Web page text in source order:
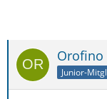
Orofino
Junior-